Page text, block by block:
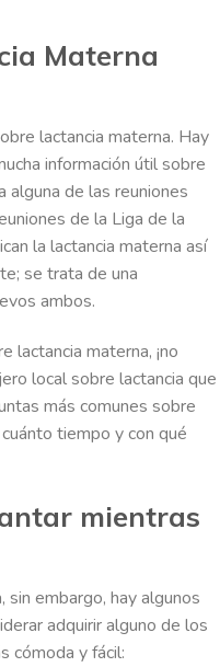
Materna
lactancia materna. Hay
información útil sobre
alguna de las reuniones
de la Liga de la
la lactancia materna así
se trata de una
ambos.
materna, ¡no
local sobre lactancia que
más comunes sobre
tiempo y con qué
mientras
embargo, hay algunos
adquirir alguno de los
cómoda y fácil: